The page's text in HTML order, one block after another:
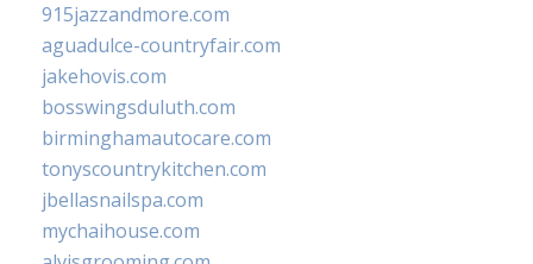
915jazzandmore.com
aguadulce-countryfair.com
jakehovis.com
bosswingsduluth.com
birminghamautocare.com
tonyscountrykitchen.com
jbellasnailspa.com
mychaihouse.com